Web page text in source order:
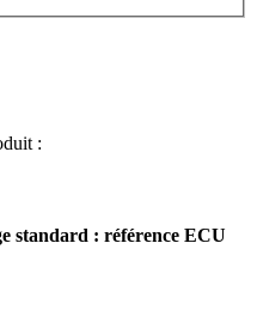
:
standard : référence ECU